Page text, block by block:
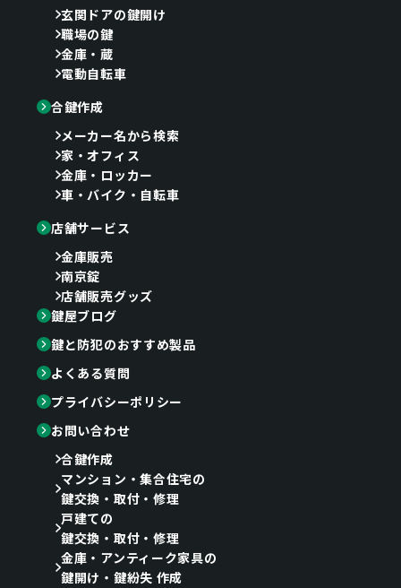
玄関ドアの鍵開け
職場の鍵
金庫・蔵
電動自転車
合鍵作成
メーカー名から検索
家・オフィス
金庫・ロッカー
車・バイク・自転車
店舗サービス
金庫販売
南京錠
店舗販売グッズ
鍵屋ブログ
鍵と防犯のおすすめ製品
よくある質問
プライバシーポリシー
お問い合わせ
合鍵作成
マンション・集合住宅の
鍵交換・取付・修理
戸建ての
鍵交換・取付・修理
金庫・アンティーク家具の
鍵開け・鍵紛失 作成